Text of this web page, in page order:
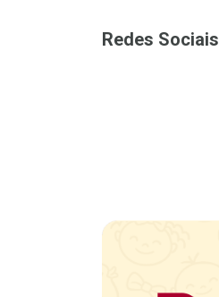
Redes Sociais